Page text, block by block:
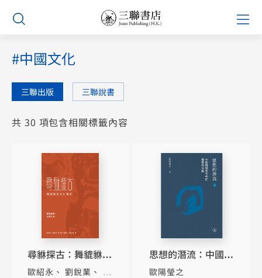
Skip
content
#中國文化
三聯出版 三聯說書
共 30 項包含相關標籤內容
尋貅探古：舞貔貅及
文化傳承
歐紹永 劉銳業
陳
思想的潛流：中國傳
統文化中的理性與公
歐陽瑩之